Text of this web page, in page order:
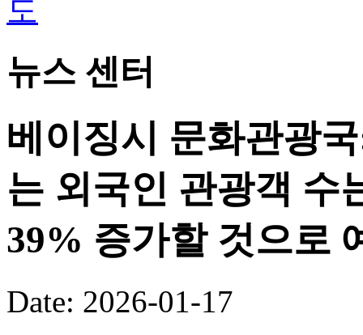
뉴스 센터
베이징시 문화관광
는 외국인 관광객 수
39% 증가할 것으로
Date: 2026-01-17